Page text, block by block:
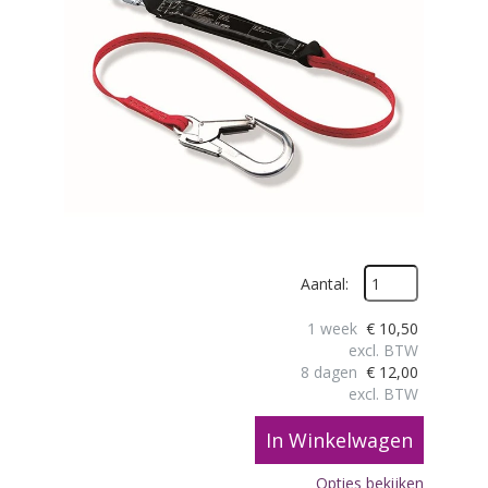
Aantal:
8 dagen € 12,00
excl. BTW
1 week € 10,50
excl. BTW
In Winkelwagen
Opties bekijken